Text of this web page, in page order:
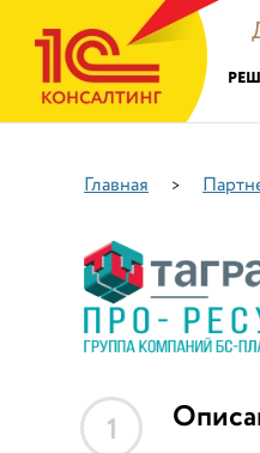
Главная >
1